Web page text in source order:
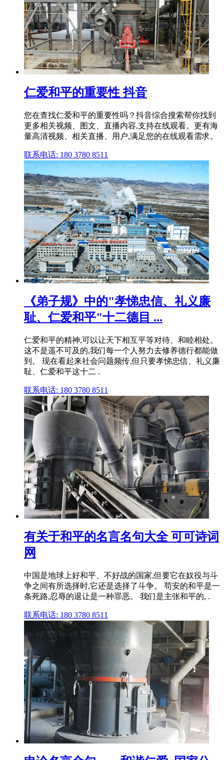
仁爱和平的重要性 抖音
您在查找仁爱和平的重要性吗？抖音综合搜索帮你找到
更多相关视频、图文、直播内容,支持在线观看。更有海
量高清视频、相关直播、用户,满足您的在线观看需求。
联系电话: 180 3780 8511
《弟子规》中的"孝悌忠信、礼义廉
耻、仁爱和平"十二德目 ...
仁爱和平的精神,可以让天下相互平等对待、和睦相处。
这不是遥不可及的,我们每一个人努力去修养德行都能做
到。 现在看起来社会问题频传,但只要孝悌忠信、礼义廉
耻、仁爱和平这十二 .
联系电话: 180 3780 8511
有关于和平的名言名句大全 可可诗词
网
中国是地球上好和平、不好战的国家,但要它在奴役与斗
争之间有所选择时,它还是选择了斗争。 苟安的和平是一
条死路,忍辱的退让是一种罪恶。 我们是主张和平的, .
联系电话: 180 3780 8511